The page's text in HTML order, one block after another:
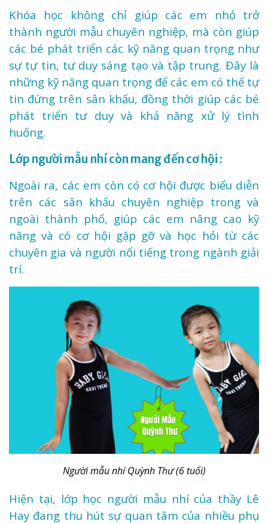
Khóa học không chỉ giúp các em nhỏ trở
thành người mẫu chuyên nghiệp, mà còn giúp
các bé phát triển các kỹ năng quan trọng như
sự tự tin, tư duy sáng tạo và tập trung. Đây là
những kỹ năng quan trọng để các em có thể tự
tin đứng trên sân khấu, đồng thời giúp các bé
phát triển tư duy và khả năng xử lý tình
huống.
Lớp người mẫu nhí còn mang đến cơ hội :
Ngoài ra, các em còn có cơ hội được biểu diễn
trên các sân khấu chuyên nghiệp trong và
ngoài thành phố, giúp các em nâng cao kỹ
năng và có cơ hội gặp gỡ và học hỏi từ các
chuyên gia và người nổi tiếng trong ngành giải
trí.
Người mẫu nhí Quỳnh Thư (6 tuổi)
Hiện tại, lớp học người mẫu nhí của thầy Lê
Hay đang thu hút sự quan tâm của nhiều phụ